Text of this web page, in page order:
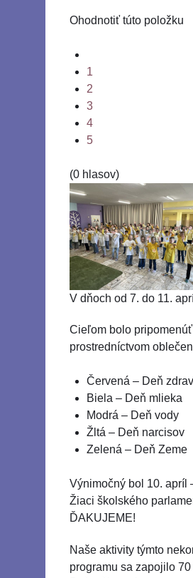
Ohodnotiť túto položku
1
2
3
4
5
(0 hlasov)
V dňoch od 7. do 11.
Cieľom bolo
prostredníctvom
Červená – Deň
Biela – Deň mlieka
Modrá – Deň vody
Žltá – Deň narcisov
Zelená – Deň Zeme
Výnimočný bol 10. apríl
Žiaci školského
ĎAKUJEME!
Naše aktivity týmto
programu sa zapojilo